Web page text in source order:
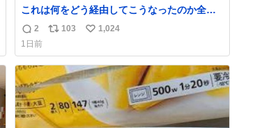
これは何をどう経由してこうなったのか全く
わからない構造のすしざんまいの玉子
返
信
数
2
リ
ス
ト
103
い
ね
数
1,024
1日前